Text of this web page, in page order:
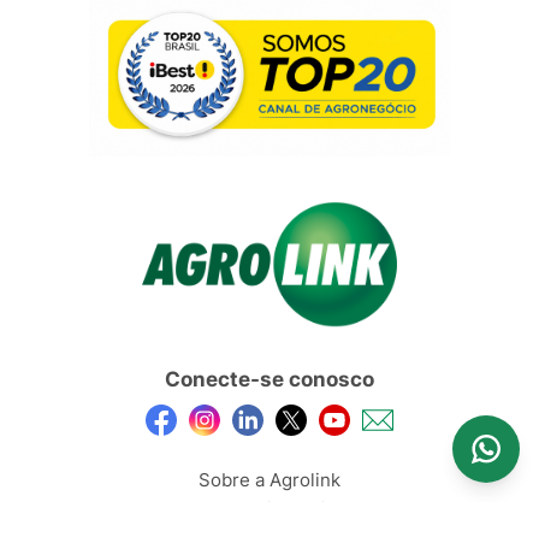
Conecte-se conosco
Sobre a Agrolink